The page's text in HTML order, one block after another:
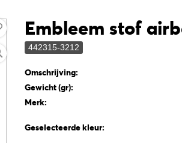
Embleem stof
442315-3212
Omschrijving:
Gewicht (gr):
Merk:
Geselecteerde kleur: